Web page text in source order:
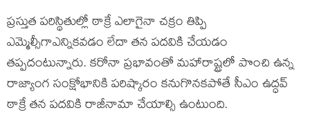
ప్ర‌స్తుత ప‌రిస్థితుల్లో ఠాక్రే ఎలాగైనా చ‌క్రం తిప్పి
ఎమ్మెల్సీగాఎన్నికవ‌డం లేదా త‌న ప‌ద‌వికి చేయ‌డం
తప్ప‌‌‌దంటున్నారు. కరోనా ప్రభావంతో మహారాష్ట్రలో పొంచి ఉన్న
రాజ్యాంగ సంక్షోభానికి పరిష్కారం కనుగొనకపోతే సీఎం ఉద్ధవ్‌
ఠాక్రే తన పదవికి రాజీనామా చే‌యాల్సి ఉంటుంది.